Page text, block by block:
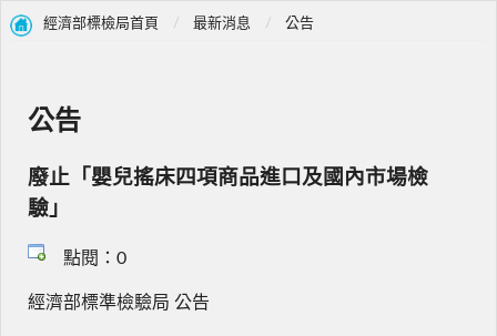
經濟部標檢局首頁 最新消息 公告
公告
廢止「嬰兒搖床四項商品進口及國內市場檢
驗」
點閱：0
經濟部標準檢驗局 公告